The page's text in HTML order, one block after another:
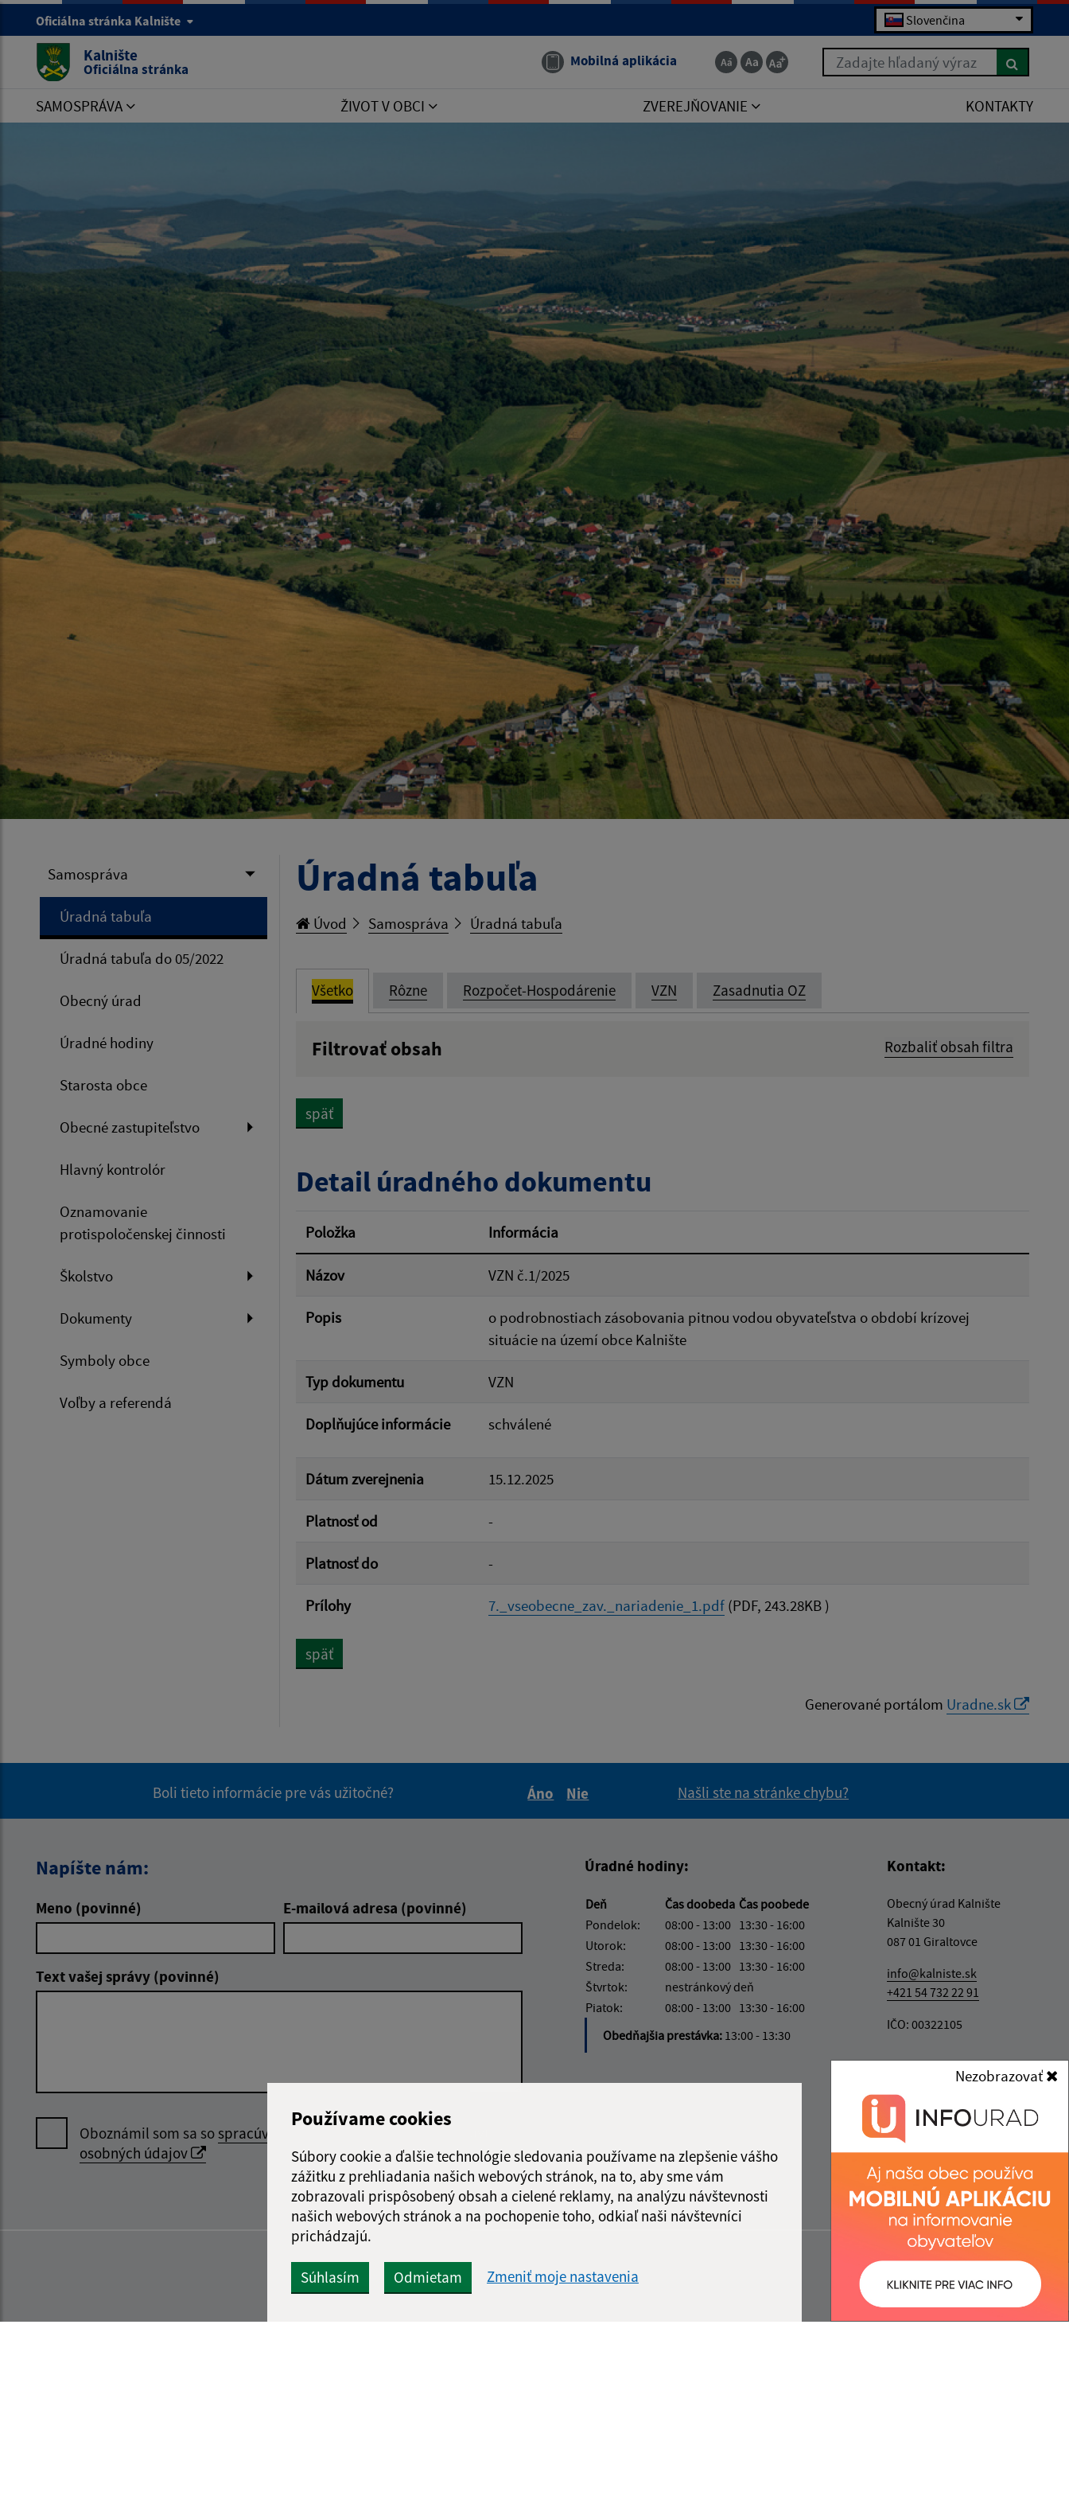
Používame cookies
Súbory cookie a ďalšie technológie sledovania používame na zlepšenie vášho
zážitku z prehliadania našich webových stránok, na to, aby sme vám
zobrazovali prispôsobený obsah a cielené reklamy, na analýzu návštevnosti
našich webových stránok a na pochopenie toho, odkiaľ naši návštevníci
prichádzajú.
Súhlasím Odmietam Zmeniť moje nastavenia
Nezobrazovať
Oficiálna stránka Kalnište Slovenčina
Kalnište
Oficiálna stránka Mobilná aplikácia Zadajte hľadaný výraz
SAMOSPRÁVA ŽIVOT V OBCI ZVEREJŇOVANIE KONTAKTY
Samospráva
Úradná tabuľa
Úradná tabuľa do 05/2022
Obecný úrad
Úradné hodiny
Starosta obce
Obecné zastupiteľstvo
Hlavný kontrolór
Oznamovanie
protispoločenskej činnosti
Školstvo
Dokumenty
Symboly obce
Voľby a referendá
Úradná tabuľa
Úvod Samospráva Úradná tabuľa
Všetko Rôzne Rozpočet-Hospodárenie VZN Zasadnutia OZ
Filtrovať obsah Rozbaliť obsah filtra
Filtrovať
späť
Detail úradného dokumentu
Položka Informácia
Názov VZN č.1/2025
Popis
o podrobnostiach zásobovania pitnou vodou obyvateľstva o období krízovej
situácie na území obce Kalnište
Typ dokumentu VZN
Doplňujúce informácie schválené
Dátum zverejnenia 15.12.2025
Platnosť od -
Platnosť do -
Prílohy 7._vseobecne_zav._nariadenie_1.pdf (PDF, 243.28KB )
späť
Generované portálom Uradne.sk
Boli tieto informácie pre vás užitočné?
Áno
Nie
Našli ste na stránke chybu?
Napíšte nám:
Meno (povinné) E-mailová adresa (povinné)
Text vašej správy (povinné)
Oboznámil som sa sospracúvaním
osobných údajov
Google reCaptcha Response
Úradné hodiny:
Deň Čas doobeda Čas poobede
Pondelok:
08:00 - 13:00 13:30 - 16:00
Utorok:
08:00 - 13:00 13:30 - 16:00
Streda:
08:00 - 13:00 13:30 - 16:00
Štvrtok:
nestránkový deň
Piatok:
08:00 - 13:00 13:30 - 16:00
Obedňajšia prestávka: 13:00 - 13:30
Kontakt:
Obecný úrad Kalnište
Kalnište 30
087 01 Giraltovce
info@kalniste.sk
+421 54 732 22 91
IČO: 00322105